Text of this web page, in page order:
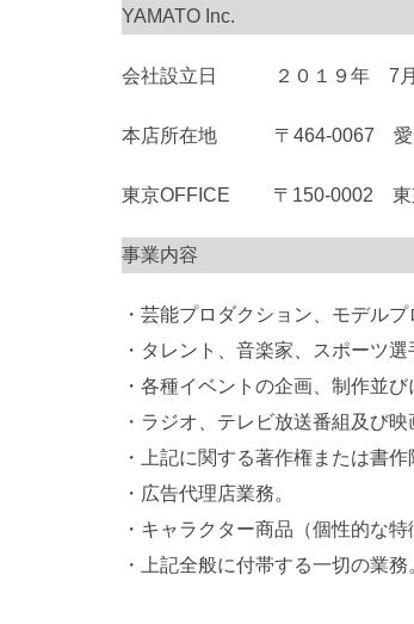
YAMATO Inc.
会社設立日 ２０１９年 7
本店所在地 〒464-0067 愛知
東京OFFICE 〒150-0002 東
事業内容
・芸能プロダクション、モデルプ
・タレント、音楽家、スポーツ
・各種イベントの企画、制作並
・ラジオ、テレビ放送番組及び
・上記に関する著作権または書
・広告代理店業務。
・キャラクター商品（個性的な
・上記全般に付帯する一切の業務